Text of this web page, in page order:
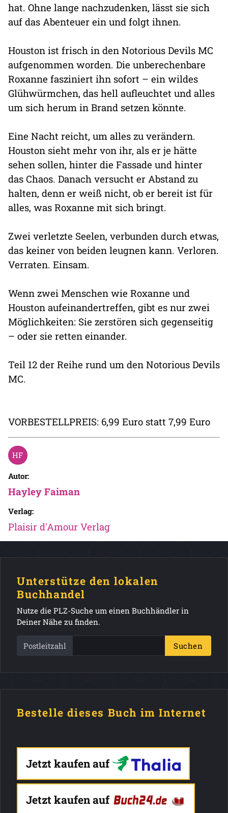
hat. Ohne lange nachzudenken, lässt sie sich
auf das Abenteuer ein und folgt ihnen.
Houston ist frisch in den Notorious Devils MC
aufgenommen worden. Die unberechenbare
Roxanne fasziniert ihn sofort – ein wildes
Glühwürmchen, das hell aufleuchtet und alles
um sich herum in Brand setzen könnte.
Eine Nacht reicht, um alles zu verändern.
Houston sieht mehr von ihr, als er je hätte
sehen sollen, hinter die Fassade und hinter
das Chaos. Danach versucht er Abstand zu
halten, denn er weiß nicht, ob er bereit ist für
alles, was Roxanne mit sich bringt.
Zwei verletzte Seelen, verbunden durch etwas,
das keiner von beiden leugnen kann. Verloren.
Verraten. Einsam.
Wenn zwei Menschen wie Roxanne und
Houston aufeinandertreffen, gibt es nur zwei
Möglichkeiten: Sie zerstören sich gegenseitig
– oder sie retten einander.
Teil 12 der Reihe rund um den Notorious Devils
MC.
VORBESTELLPREIS: 6,99 Euro statt 7,99 Euro
Autor:
Hayley Faiman
Verlag:
Plaisir d'Amour Verlag
Unterstütze den lokalen
Buchhandel
Nutze die PLZ-Suche um einen Buchhändler in
Deiner Nähe zu finden.
Postleitzahl Suchen
Bestelle dieses Buch im Internet
Jetzt kaufen auf
Jetzt kaufen auf